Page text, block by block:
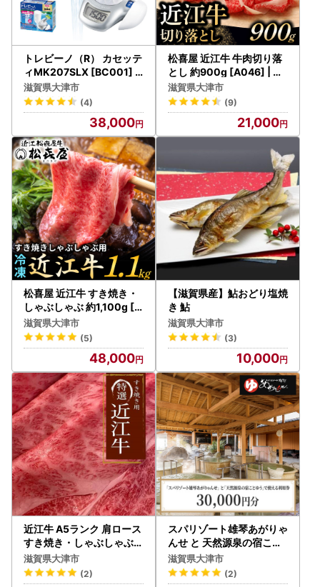
トレビーノ（R） カセッテ
ィMK207SLX [BC001] |
東レ 浄水器本体 蛇口直結
型 雑貨・日用品 家電
滋賀県大津市
(4)
38,000
松喜屋 近江牛 牛肉切り落
とし 約900g [A046] | 牛
肉切り落とし
滋賀県大津市
(9)
21,000
松喜屋 近江牛 すき焼き・
しゃぶしゃぶ 約1,100g [A
053] /ギフト のし 熨斗 お
歳暮
滋賀県大津市
(5)
48,000
【滋賀県産】鮎おどり塩焼
き 鮎
滋賀県大津市
(3)
10,000
近江牛 A5ランク 肩ロース
すき焼き・しゃぶしゃぶ用
[CE001] /
滋賀県大津市
(2)
スパリゾート雄琴あがりゃ
んせ と 天然源泉の宿こと
ゆう で使える 利用券（30
,000円分） 温泉券
滋賀県大津市
(2)